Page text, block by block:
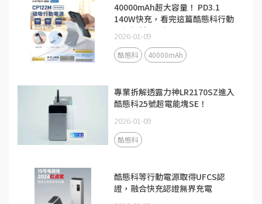
40000mAh超大容量！ PD3.1
140W快充，看完這篇酷態科行動
電源解析更了解
2026-01-09
酷態科 40000mAh
專業拆解透露力神LR2170SZ進入
酷態科25號超電能塊SE！
2026-01-09
酷態科
酷態科等行動電源取得UFCS認
證，融合快充認證無界充電